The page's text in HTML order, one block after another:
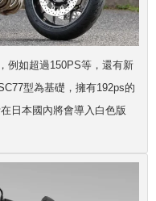
例如超過150PS等，還有新
型為基礎，擁有192ps的
日本國內將會導入白色版